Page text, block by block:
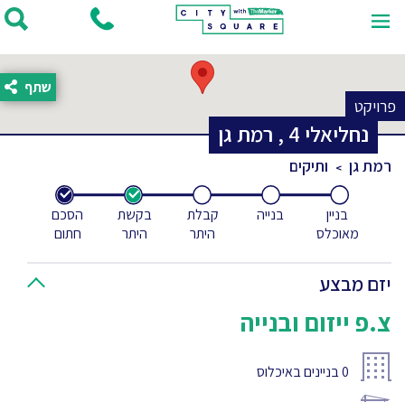
פרויקט
נחליאלי 4
, רמת גן
שתף
רמת גן ותיקים
בניין
מאוכלס
בנייה
קבלת
היתר
בקשת
היתר
הסכם
חתום
יזם מבצע
צ.פ ייזום ובנייה
0בניינים באיכלוס